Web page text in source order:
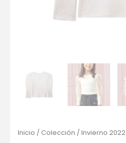
Inicio / Colección / Invierno 2022